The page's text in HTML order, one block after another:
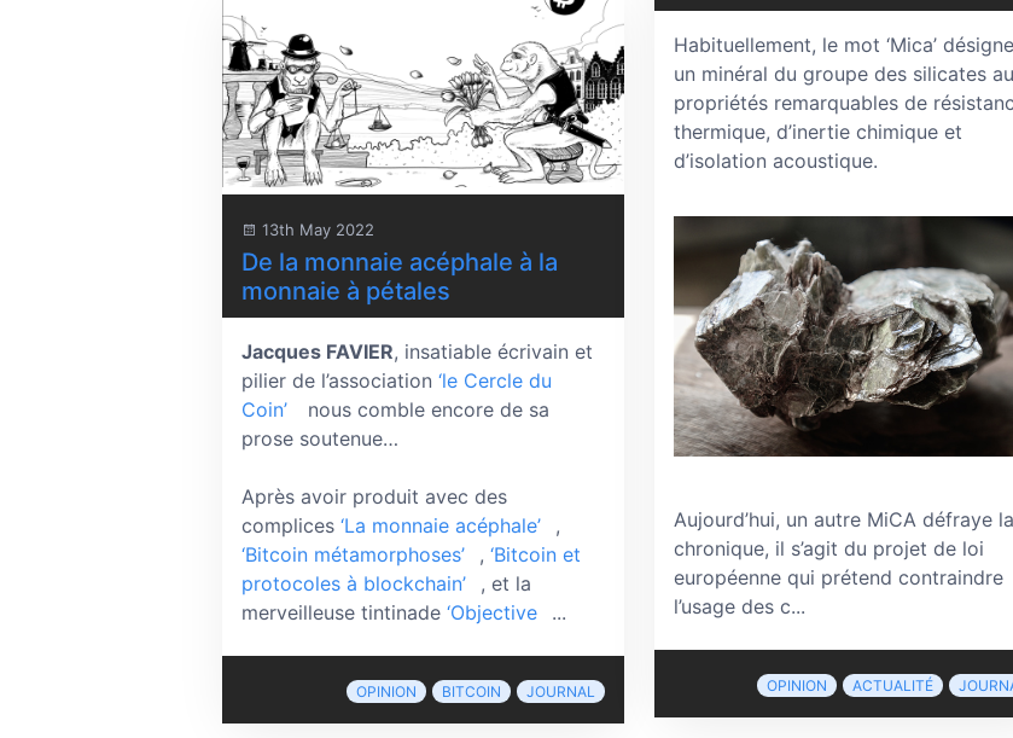
13th May 2022
De la monnaie acéphale à la
monnaie à pétales
Jacques FAVIER, insatiable écrivain et
pilier de l’association ‘le Cercle du
Coin’
nous comble encore de sa
prose soutenue…
Après avoir produit avec des
complices ‘La monnaie acéphale’
,
‘Bitcoin métamorphoses’
, ‘Bitcoin et
protocoles à blockchain’
, et la
merveilleuse tintinade ‘Objective ...
OPINION BITCOIN JOURNAL
Habituellement, le mot ‘Mica’ désigne
un minéral du groupe des silicates
propriétés remarquables de
thermique, d’inertie chimique et
d’isolation acoustique.
Aujourd’hui, un autre MiCA défraye la
chronique, il s’agit du projet de loi
européenne qui prétend contraindre
l’usage des c...
OPINION ACTUALITÉ